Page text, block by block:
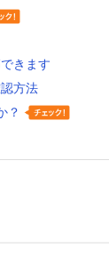
きます
方法
？